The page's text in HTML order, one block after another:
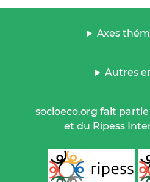
Axes
Autres
socioeco.org fait
et du Ripess